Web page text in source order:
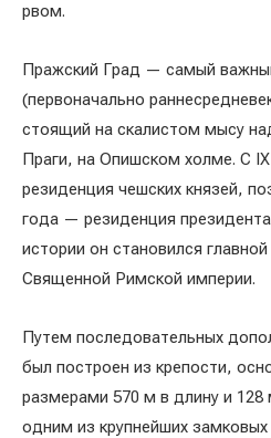
рвом.
Пражский Град — самый
(первоначально
стоящий на скалистом мысу
Праги, на Опишском холме. С
резиденция чешских князей,
года — резиденция
истории он становился
Священной Римской империи.
Путем последовательных
был построен из крепости,
размерами 570 м в длину и 128
одним из крупнейших